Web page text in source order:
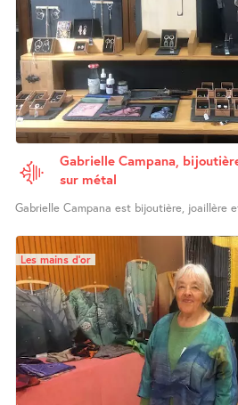
Gabrielle Campana,
sur métal
Gabrielle Campana est bijoutière, joaillère
Les mains d’or